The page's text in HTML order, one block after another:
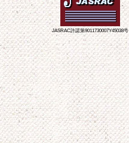
JASRAC許諾第9011730007Y45038号